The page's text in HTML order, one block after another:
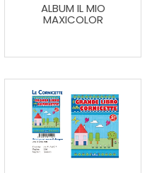
ALBUM IL MIO
MAXICOLOR